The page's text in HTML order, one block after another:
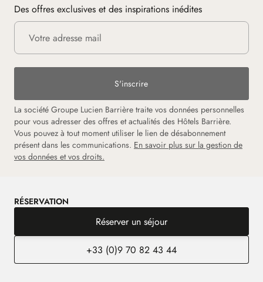
Des offres exclusives et des inspirations inédites
S'inscrire
La société Groupe Lucien Barrière traite vos données personnelles
pour vous adresser des offres et actualités des Hôtels Barrière.
Vous pouvez à tout moment utiliser le lien de désabonnement
présent dans les communications. En savoir plus sur la gestion de
vos données et vos droits.
RÉSERVATION
Réserver un séjour
+33 (0)9 70 82 43 44